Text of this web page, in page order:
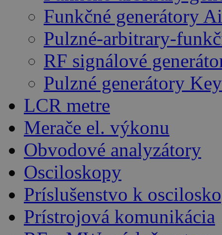
Funkčné generátory
Pulzné-arbitrary-
RF signálové
Pulzné generátory
LCR metre
Merače el. výkonu
Obvodové analyzátory
Osciloskopy
Príslušenstvo k
Prístrojová komunikácia